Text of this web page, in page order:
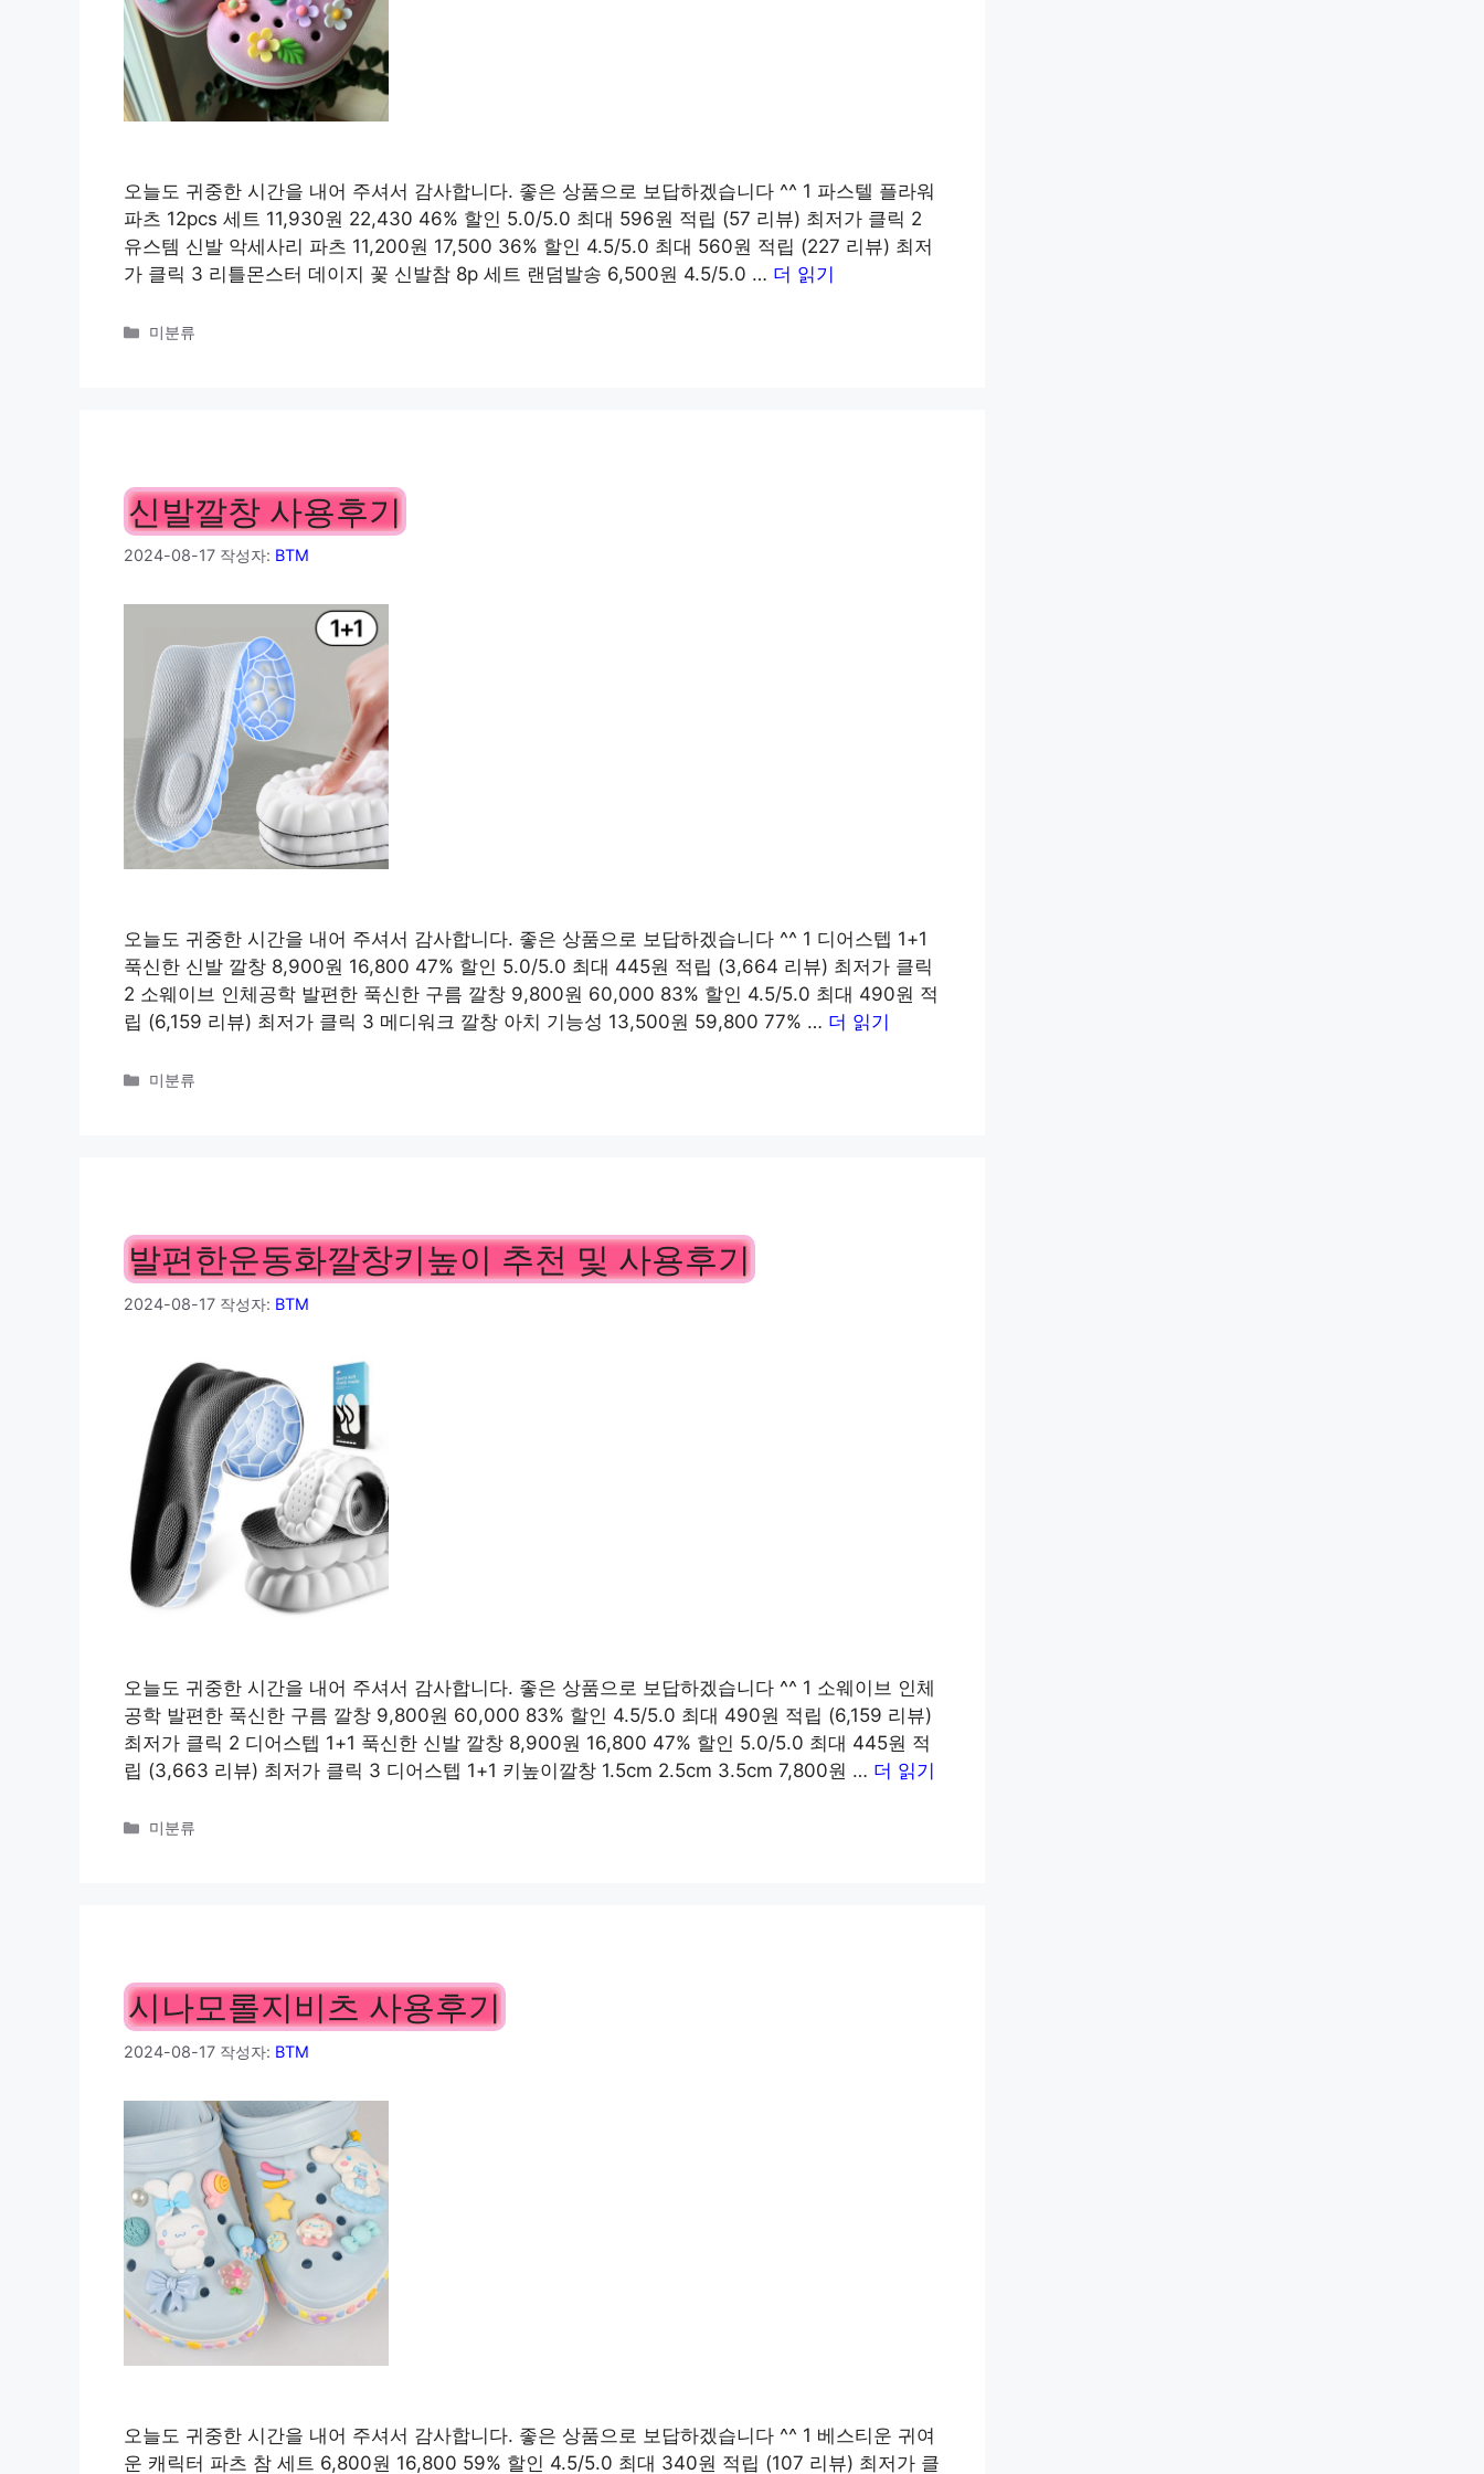
오늘도 귀중한 시간을 내어 주셔서 감사합니다. 좋은 상품으로 보답하겠습니다 ^^ 1 파스텔 플라워
파츠 12pcs 세트 11,930원 22,430 46% 할인 5.0/5.0 최대 596원 적립 (57 리뷰) 최저가 클릭 2
유스템 신발 악세사리 파츠 11,200원 17,500 36% 할인 4.5/5.0 최대 560원 적립 (227 리뷰) 최저
가 클릭 3 리틀몬스터 데이지 꽃 신발참 8p 세트 랜덤발송 6,500원 4.5/5.0 … 더 읽기
카
미분류
신발깔창 사용후기
2024-08-17 작성자: BTM
오늘도 귀중한 시간을 내어 주셔서 감사합니다. 좋은 상품으로 보답하겠습니다 ^^ 1 디어스텝 1+1
푹신한 신발 깔창 8,900원 16,800 47% 할인 5.0/5.0 최대 445원 적립 (3,664 리뷰) 최저가 클릭
2 소웨이브 인체공학 발편한 푹신한 구름 깔창 9,800원 60,000 83% 할인 4.5/5.0 최대 490원 적
립 (6,159 리뷰) 최저가 클릭 3 메디워크 깔창 아치 기능성 13,500원 59,800 77% … 더 읽기
카
미분류
발편한운동화깔창키높이 추천 및 사용후기
2024-08-17 작성자: BTM
오늘도 귀중한 시간을 내어 주셔서 감사합니다. 좋은 상품으로 보답하겠습니다 ^^ 1 소웨이브 인체
공학 발편한 푹신한 구름 깔창 9,800원 60,000 83% 할인 4.5/5.0 최대 490원 적립 (6,159 리뷰)
최저가 클릭 2 디어스텝 1+1 푹신한 신발 깔창 8,900원 16,800 47% 할인 5.0/5.0 최대 445원 적
립 (3,663 리뷰) 최저가 클릭 3 디어스텝 1+1 키높이깔창 1.5cm 2.5cm 3.5cm 7,800원 … 더 읽기
카
미분류
시나모롤지비츠 사용후기
2024-08-17 작성자: BTM
오늘도 귀중한 시간을 내어 주셔서 감사합니다. 좋은 상품으로 보답하겠습니다 ^^ 1 베스티운 귀여
운 캐릭터 파츠 참 세트 6,800원 16,800 59% 할인 4.5/5.0 최대 340원 적립 (107 리뷰) 최저가 클